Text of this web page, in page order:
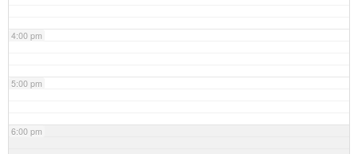
4:00 pm
5:00 pm
6:00 pm